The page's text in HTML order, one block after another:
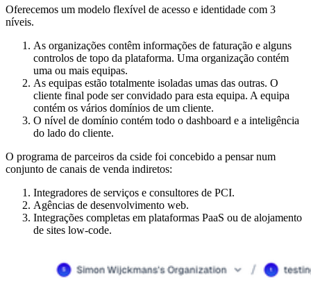
Oferecemos um modelo flexível de acesso e identidade com 3
níveis.
As organizações contêm informações de faturação e alguns
controlos de topo da plataforma. Uma organização contém
uma ou mais equipas.
As equipas estão totalmente isoladas umas das outras. O
cliente final pode ser convidado para esta equipa. A equipa
contém os vários domínios de um cliente.
O nível de domínio contém todo o dashboard e a inteligência
do lado do cliente.
O programa de parceiros da cside foi concebido a pensar num
conjunto de canais de venda indiretos:
Integradores de serviços e consultores de PCI.
Agências de desenvolvimento web.
Integrações completas em plataformas PaaS ou de alojamento
de sites low-code.